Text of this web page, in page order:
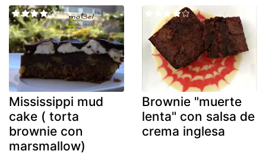
Mississippi mud
cake ( torta
brownie con
marsmallow)
Brownie "muerte
lenta" con salsa de
crema inglesa